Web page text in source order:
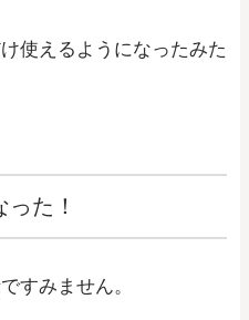
使えるようになったみた
た！
すみません。